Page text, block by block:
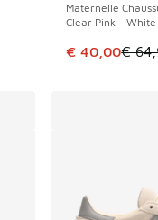
Maternelle
Clear Pink -
Cet article
€ 40,00€